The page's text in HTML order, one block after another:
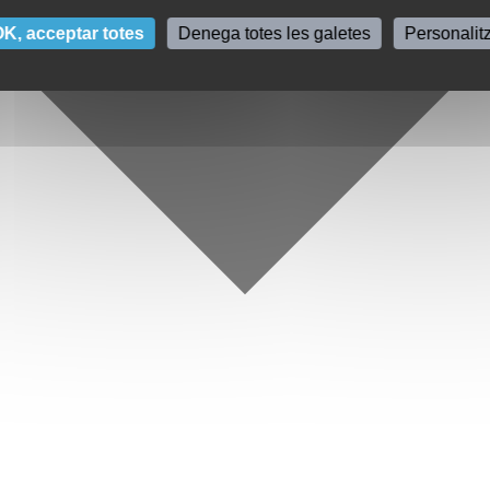
acceptar totes Denega totes les galetes